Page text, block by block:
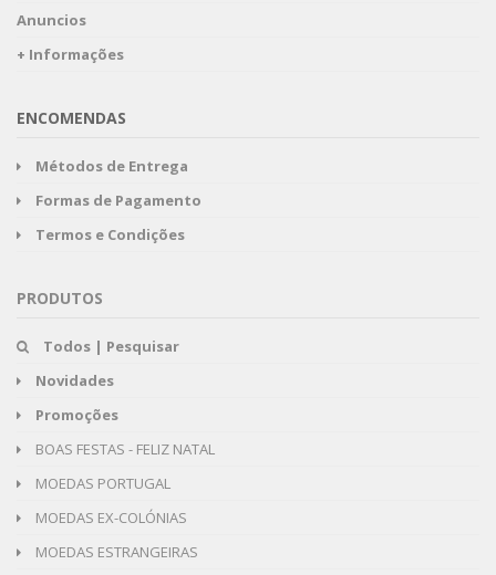
Anuncios
+ Informações
ENCOMENDAS
Métodos de Entrega
Formas de Pagamento
Termos e Condições
PRODUTOS
Todos | Pesquisar
Novidades
Promoções
BOAS FESTAS - FELIZ NATAL
MOEDAS PORTUGAL
MOEDAS EX-COLÓNIAS
MOEDAS ESTRANGEIRAS